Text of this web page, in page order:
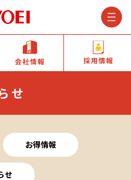
お得な情報 会社情報
せ
お得情報
せ